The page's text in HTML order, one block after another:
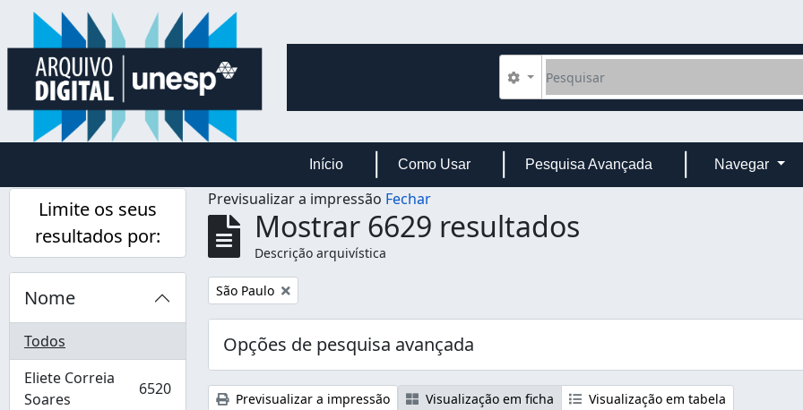
Skip to main content
Pesquisar
Opções de busca
Início Como Usar Pesquisa Avançada Navegar
Limite os seus
resultados por:
Nome
Todos
Eliete Correia
Soares
, 6520 resultados 6520
Previsualizar a impressão Fechar
Mostrar 6629 resultados
Descrição arquivística
Remover filtro:
São Paulo
Opções de pesquisa avançada
Previsualizar a impressão Visualização em ficha
Visualização em tabela